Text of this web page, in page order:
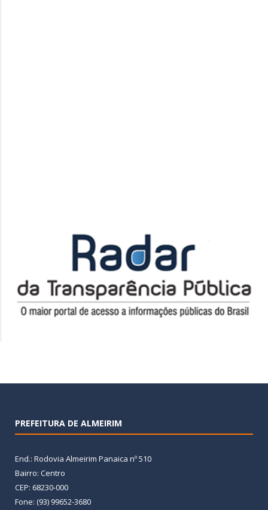
PREFEITURA DE ALMEIRIM
End.: Rodovia Almeirim Panaica nº 510
Bairro: Centro
CEP: 68230-000
Fone: (93) 99652-3680